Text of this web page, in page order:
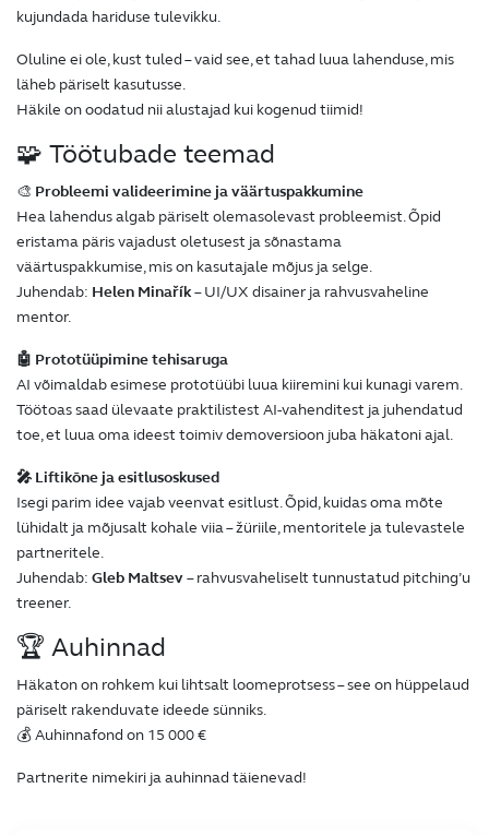
kujundada hariduse tulevikku.
Oluline ei ole, kust tuled – vaid see, et tahad luua lahenduse, mis
läheb päriselt kasutusse.
Häkile on oodatud nii alustajad kui kogenud tiimid!
🧩 Töötubade teemad
🎨 Probleemi valideerimine ja väärtuspakkumine
Hea lahendus algab päriselt olemasolevast probleemist. Õpid
eristama päris vajadust oletusest ja sõnastama
väärtuspakkumise, mis on kasutajale mõjus ja selge.
Juhendab: Helen Minařík– UI/UX disainer ja rahvusvaheline
mentor.
🤖 Prototüüpimine tehisaruga
AI võimaldab esimese prototüübi luua kiiremini kui kunagi varem.
Töötoas saad ülevaate praktilistest AI-vahenditest ja juhendatud
toe, et luua oma ideest toimiv demoversioon juba häkatoni ajal.
🎤 Liftikõne ja esitlusoskused
Isegi parim idee vajab veenvat esitlust. Õpid, kuidas oma mõte
lühidalt ja mõjusalt kohale viia – žüriile, mentoritele ja tulevastele
partneritele.
Juhendab: Gleb Maltsev– rahvusvaheliselt tunnustatud pitching’u
treener.
🏆 Auhinnad
Häkaton on rohkem kui lihtsalt loomeprotsess – see on hüppelaud
päriselt rakenduvate ideede sünniks.
💰 Auhinnafond on 15 000 €
Partnerite nimekiri ja auhinnad täienevad!